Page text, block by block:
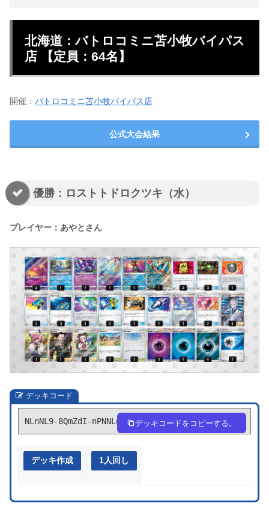
北海道：バトロコミニ苫小牧バイパス
店 【定員：64名】
開催： バトロコミニ苫小牧バイパス店
公式大会結果
優勝：ロストトドロクツキ（水）
プレイヤー：あやとさん
デッキコード
NLnNL9-8QmZdI-nPNNLg デッキコードをコピーする。
デッキ作成 1人回し